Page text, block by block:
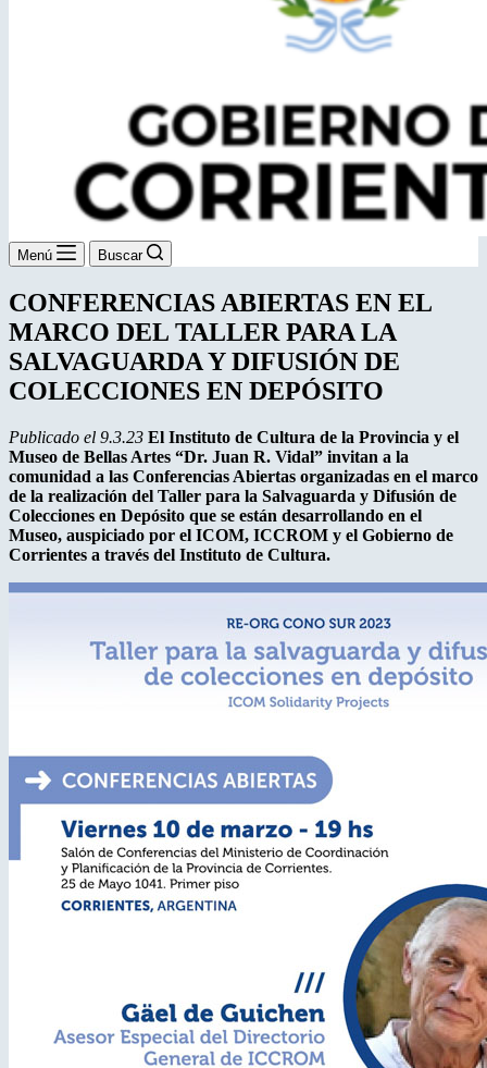
Menú Buscar
CONFERENCIAS ABIERTAS EN EL
MARCO DEL TALLER PARA LA
SALVAGUARDA Y DIFUSIÓN DE
COLECCIONES EN DEPÓSITO
Publicado el 9.3.23 El Instituto de Cultura de la Provincia y el
Museo de Bellas Artes “Dr. Juan R. Vidal” invitan a la
comunidad a las Conferencias Abiertas organizadas en el marco
de la realización del Taller para la Salvaguarda y Difusión de
Colecciones en Depósito que se están desarrollando en el
Museo, auspiciado por el ICOM, ICCROM y el Gobierno de
Corrientes a través del Instituto de Cultura.